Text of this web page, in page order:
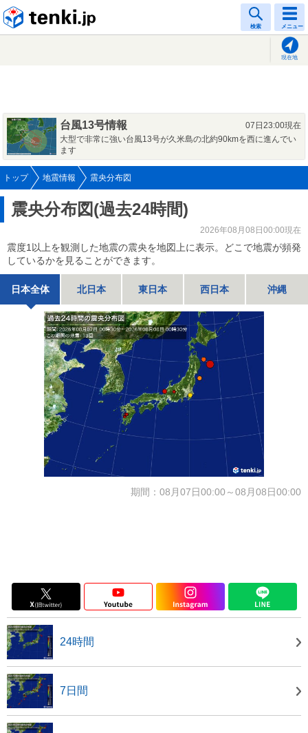
検索 メニュー
現在地
台風13号情報
07日23:00現在
大型で非常に強い台風13号が久米島の北約90kmを西に進んでい
ます
トップ 地震情報 震央分布図
震央分布図(過去24時間)
2026年08月08日00:00現在
震度1以上を観測した地震の震央を地図上に表示。どこで地震が頻発
しているかを見ることができます。
日本全体 北日本 東日本 西日本 沖縄
期間：08月07日00:00～08月08日00:00
24時間
7日間